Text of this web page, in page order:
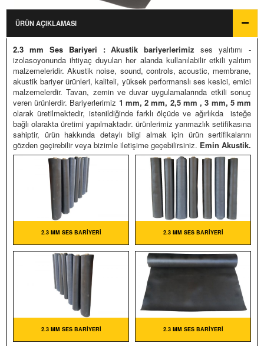
Ürün Fiyatları
Fiyatlandırma
Siparişler Hakkında
ÜRÜN AÇIKLAMASI
2.3 mm Ses Bariyeri :Akustik bariyerlerimiz ses yalıtımı -
izolasoyonunda ihtiyaç duyulan her alanda kullanılabilir etkili yalıtım
malzemeleridir. Akustik noise, sound, controls, acoustic, membrane,
akustik bariyer ürünleri, kaliteli, yüksek performanslı ses kesici, emici
malzemelerdir. Tavan, zemin ve duvar uygulamalarında etkili sonuç
veren ürünlerdir. Bariyerlerimiz 1 mm, 2 mm, 2,5 mm , 3 mm, 5 mm
olarak üretilmektedir, istenildiğinde farklı ölçüde ve ağırlıkda isteğe
bağlı olarakta üretimi yapılmaktadır. ürünlerimiz yanmazlık setifikasına
sahiptir, ürün hakkında detaylı bilgi almak için ürün sertifikalarını
gözden geçirebilir veya bizimle iletişime geçebilirsiniz. Emin Akustik.
2.3 MM SES BARIYERI 2.3 MM SES BARIYERI
2.3 MM SES BARIYERI 2.3 MM SES BARIYERI
PROJE REFERANSLAR
RESIMLERI
GALERI
HESAPLAYICI
RENKLENDIRME
GÖRSELLERI